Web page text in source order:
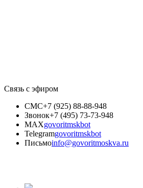
Связь с эфиром
СМС+7 (925) 88-88-948
Звонок+7 (495) 73-73-948
MAXgovoritmskbot
Telegramgovoritmskbot
Письмоinfo@govoritmoskva.ru